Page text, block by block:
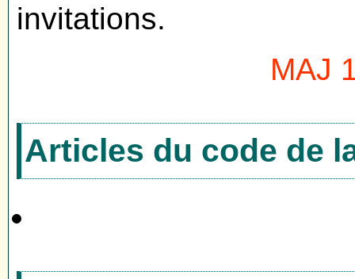
invitations.
MAJ
Articles du code de